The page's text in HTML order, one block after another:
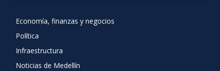
Economía, finanzas y negocios
Política
Infraestructura
Noticias de Medellín